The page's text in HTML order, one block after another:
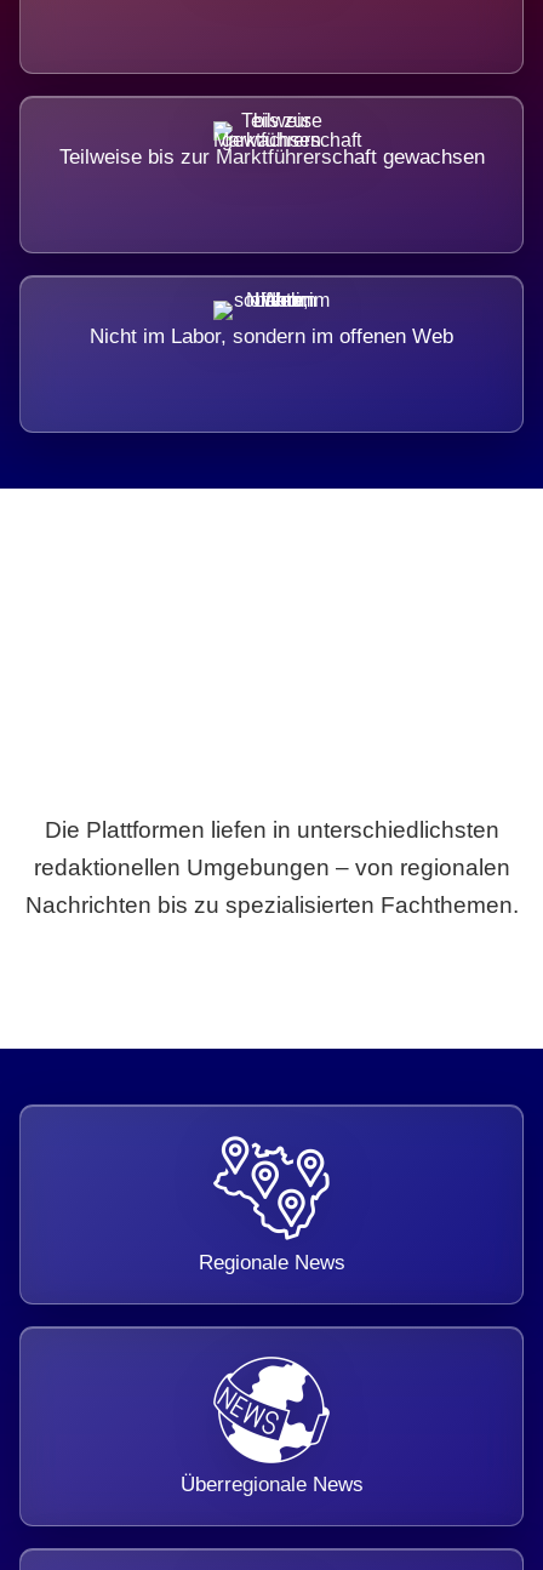
Teilweise bis zur Marktführerschaft gewachsen
Nicht im Labor, sondern im offenen Web
Die Plattformen liefen in unterschiedlichsten
redaktionellen Umgebungen – von regionalen
Nachrichten bis zu spezialisierten Fachthemen.
Regionale News
Überregionale News